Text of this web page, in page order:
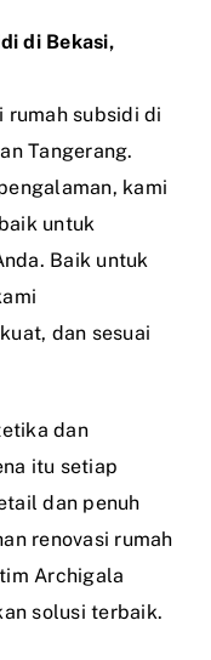
di Bekasi,
rumah subsidi di
Tangerang.
kami
untuk
Baik untuk
dan sesuai
dan
itu setiap
dan penuh
renovasi rumah
Archigala
solusi terbaik.